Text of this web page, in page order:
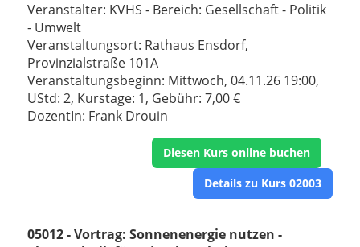
Veranstalter: KVHS - Bereich: Gesellschaft - Politik
- Umwelt
Veranstaltungsort: Rathaus Ensdorf,
Provinzialstraße 101A
Veranstaltungsbeginn: Mittwoch, 04.11.26 19:00,
UStd: 2, Kurstage: 1, Gebühr: 7,00 €
DozentIn: Frank Drouin
Diesen Kurs online buchen
Details zu Kurs 02003
05012 - Vortrag: Sonnenenergie nutzen -